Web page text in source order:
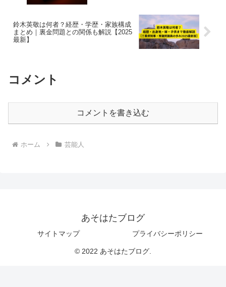
鈴木英敬は何者？経歴・学歴・家族構成
まとめ｜裏金問題との関係も解説【2025
最新】
コメント
コメントを書き込む
ホーム 芸能人
あそはたブログ
サイトマップ プライバシーポリシー
© 2022 あそはたブログ.